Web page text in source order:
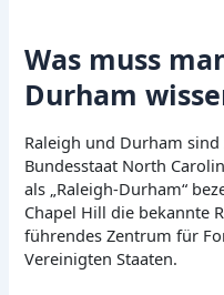
Was muss
Durham
Raleigh und Durham
Bundesstaat North
als „Raleigh-Durham“
Chapel Hill die bekannte
führendes Zentrum für
Vereinigten Staaten.